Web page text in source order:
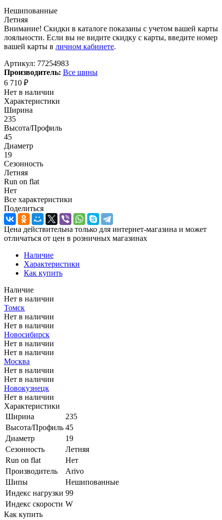
Нешипованные
Летняя
Внимание! Скидки в каталоге показаны с учетом вашей карты
лояльности. Если вы не видите скидку с карты, введите номер
вашей карты в личном кабинете.
Артикул: 77254983
Производитель: Все шины
6 710 ₽
Нет в наличии
Характеристики
Ширина
235
Высота/Профиль
45
Диаметр
19
Сезонность
Летняя
Run on flat
Нет
Все характеристики
Поделиться
Цена действительна только для интернет-магазина и может
отличаться от цен в розничных магазинах
Наличие
Характеристики
Как купить
Наличие
Нет в наличии
Томск
Нет в наличии
Нет в наличии
Новосибирск
Нет в наличии
Нет в наличии
Москва
Нет в наличии
Нет в наличии
Новокузнецк
Нет в наличии
Характеристики
Ширина
235
Высота/Профиль 45
Диаметр
19
Сезонность
Летняя
Run on flat
Нет
Производитель
Arivo
Шипы
Нешипованные
Индекс нагрузки 99
Индекс скорости W
Как купить